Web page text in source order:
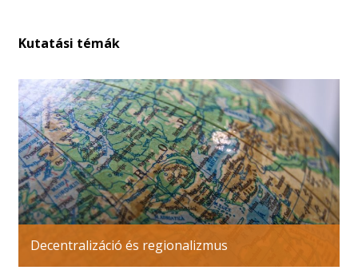
Kutatási témák
Decentralizáció és regionalizmus